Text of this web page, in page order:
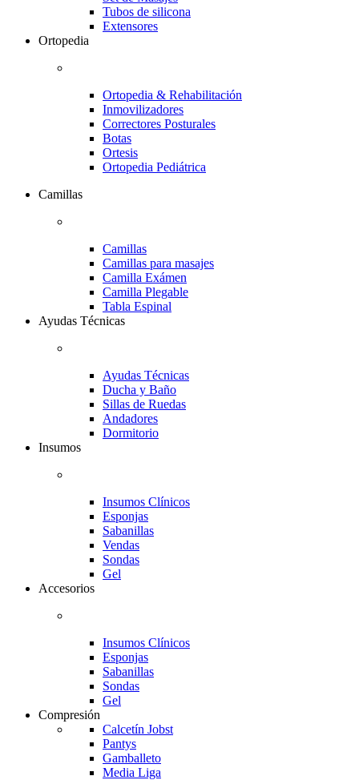
Tubos de silicona
Extensores
Ortopedia
Ortopedia & Rehabilitación
Inmovilizadores
Correctores Posturales
Botas
Ortesis
Ortopedia Pediátrica
Camillas
Camillas
Camillas para masajes
Camilla Exámen
Camilla Plegable
Tabla Espinal
Ayudas Técnicas
Ayudas Técnicas
Ducha y Baño
Sillas de Ruedas
Andadores
Dormitorio
Insumos
Insumos Clínicos
Esponjas
Sabanillas
Vendas
Sondas
Gel
Accesorios
Insumos Clínicos
Esponjas
Sabanillas
Sondas
Gel
Compresión
Calcetín Jobst
Pantys
Gamballeto
Media Liga